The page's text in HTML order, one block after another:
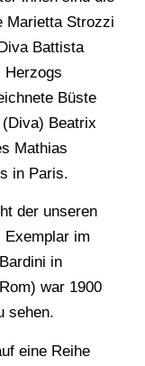
Marietta Strozzi
Battista
Herzogs
Büste
Beatrix
Mathias
in Paris.
der unseren
Exemplar im
in
war 1900
sehen.
eine Reihe